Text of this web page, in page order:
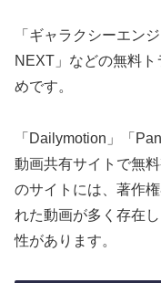
「ギャラクシーエン
NEXT」などの無料
めです。
「Dailymotion」「
動画共有サイトで無
のサイトには、著作
れた動画が多く存在
性があります。